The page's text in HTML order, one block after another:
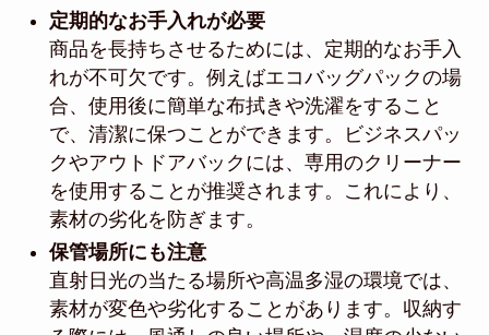
定期的なお手入れが必要
商品を長持ちさせるためには、定期的なお手入
れが不可欠です。例えばエコバッグパックの場
合、使用後に簡単な布拭きや洗濯をすること
で、清潔に保つことができます。ビジネスパッ
クやアウトドアバックには、専用のクリーナー
を使用することが推奨されます。これにより、
素材の劣化を防ぎます。
保管場所にも注意
直射日光の当たる場所や高温多湿の環境では、
素材が変色や劣化することがあります。収納す